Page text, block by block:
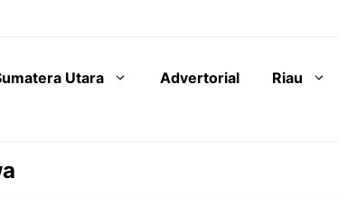
Utara Advertorial Riau